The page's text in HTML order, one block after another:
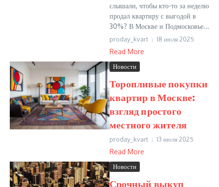
слышали, чтобы кто-то за неделю
продал квартиру с выгодой в
30%? В Москве и Подмосковье...
proday_kvart 18 июля 2025
Read More
Новости
Торопливые покупки
квартир в Москве:
взгляд простого
местного жителя
proday_kvart 13 июля 2025
Read More
Новости
Срочный выкуп